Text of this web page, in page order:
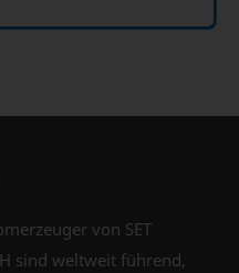
von SET
sind weltweit führend,